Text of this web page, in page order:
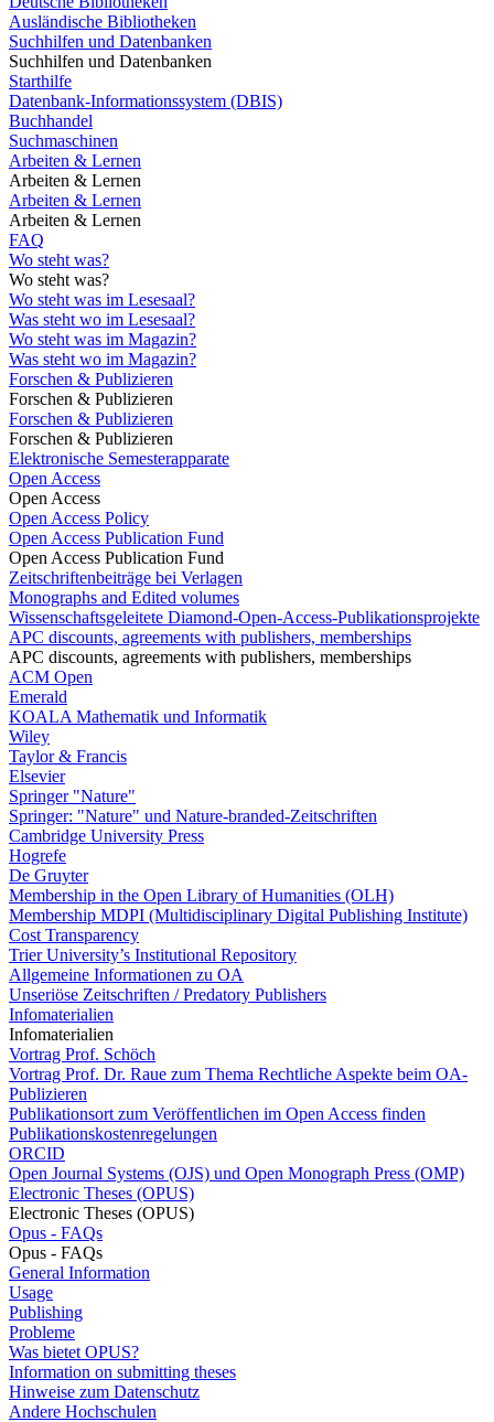
Ausländische Bibliotheken
Suchhilfen und Datenbanken
Suchhilfen und Datenbanken
Starthilfe
Datenbank-Informationssystem (DBIS)
Buchhandel
Suchmaschinen
Arbeiten & Lernen
Arbeiten & Lernen
Arbeiten & Lernen
Arbeiten & Lernen
FAQ
Wo steht was?
Wo steht was?
Wo steht was im Lesesaal?
Was steht wo im Lesesaal?
Wo steht was im Magazin?
Was steht wo im Magazin?
Forschen & Publizieren
Forschen & Publizieren
Forschen & Publizieren
Forschen & Publizieren
Elektronische Semesterapparate
Open Access
Open Access
Open Access Policy
Open Access Publication Fund
Open Access Publication Fund
Zeitschriftenbeiträge bei Verlagen
Monographs and Edited volumes
Wissenschaftsgeleitete Diamond-Open-Access-Publikationsprojekte
APC discounts, agreements with publishers, memberships
APC discounts, agreements with publishers, memberships
ACM Open
Emerald
KOALA Mathematik und Informatik
Wiley
Taylor & Francis
Elsevier
Springer "Nature"
Springer: "Nature" und Nature-branded-Zeitschriften
Cambridge University Press
Hogrefe
De Gruyter
Membership in the Open Library of Humanities (OLH)
Membership MDPI (Multidisciplinary Digital Publishing Institute)
Cost Transparency
Trier University’s Institutional Repository
Allgemeine Informationen zu OA
Unseriöse Zeitschriften / Predatory Publishers
Infomaterialien
Infomaterialien
Vortrag Prof. Schöch
Vortrag Prof. Dr. Raue zum Thema Rechtliche Aspekte beim OA-
Publizieren
Publikationsort zum Veröffentlichen im Open Access finden
Publikationskostenregelungen
ORCID
Open Journal Systems (OJS) und Open Monograph Press (OMP)
Electronic Theses (OPUS)
Electronic Theses (OPUS)
Opus - FAQs
Opus - FAQs
General Information
Usage
Publishing
Probleme
Was bietet OPUS?
Information on submitting theses
Hinweise zum Datenschutz
Andere Hochschulen